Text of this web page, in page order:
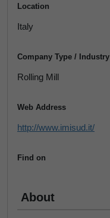
Location
Italy
Company Type / Industry
Rolling Mill
Web Address
http://www.imisud.it/
Find on
About